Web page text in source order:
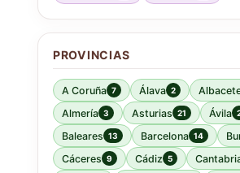
PROVINCIAS
A Coruña 7 Álava 2
Almería 3 Asturias 21 Ávila
Baleares 13 Barcelona 14
Cáceres 9 Cádiz 5